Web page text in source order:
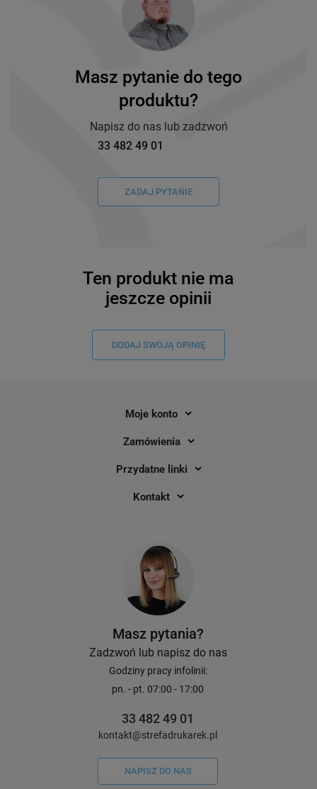
Masz pytanie do tego
produktu?
Napisz do nas lub zadzwoń
33 482 49 01
ZADAJ PYTANIE
Ten produkt nie ma
jeszcze opinii
DODAJ SWOJĄ OPINIĘ
Moje konto
Zamówienia
Przydatne linki
Kontakt
Masz pytania?
Zadzwoń lub napisz do nas
Godziny pracy infolinii:
pn. - pt. 07:00 - 17:00
33 482 49 01
kontakt@strefadrukarek.pl
NAPISZ DO NAS